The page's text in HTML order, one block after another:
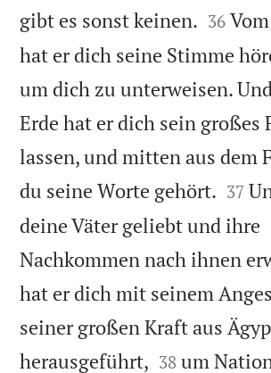
gibt es sonst keinen. 

36
hat er dich seine Stimme
um dich zu unterweisen.
Erde hat er dich sein großes
lassen, und mitten aus dem
du seine Worte gehört. 

37
deine Väter geliebt und ihre
Nachkommen nach ihnen
hat er dich mit seinem
seiner großen Kraft aus
herausgeführt, 

38 um